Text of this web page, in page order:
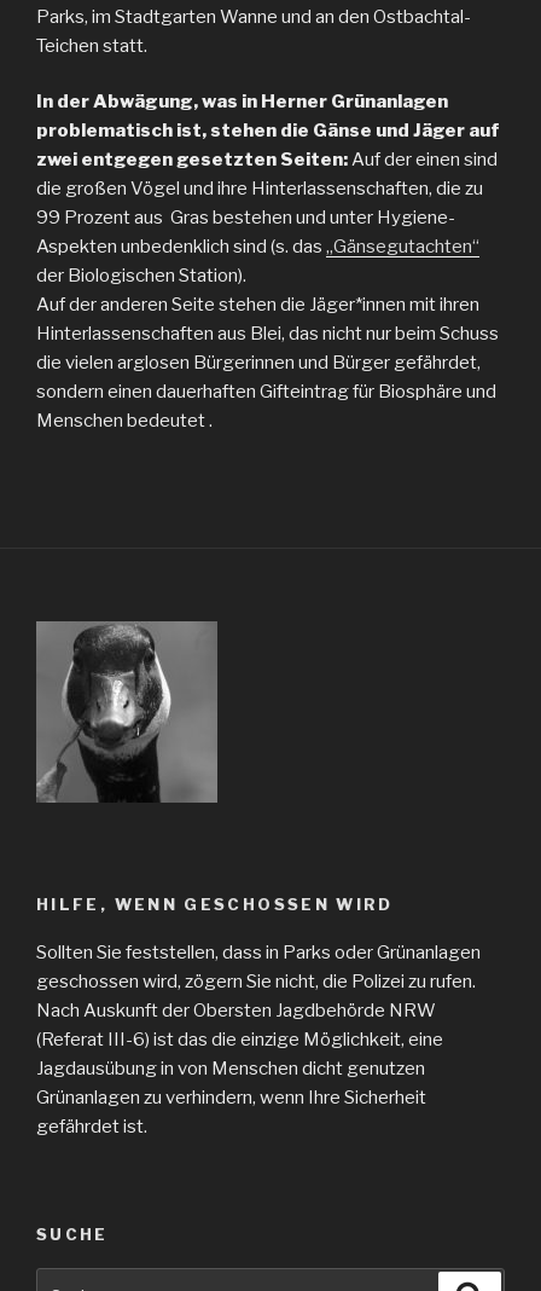
Parks, im Stadtgarten Wanne und an den Ostbachtal-
Teichen statt.
In der Abwägung, was in Herner Grünanlagen
problematisch ist, stehen die Gänse und Jäger auf
zwei entgegen gesetzten Seiten:Auf der einen sind
die großen Vögel und ihre Hinterlassenschaften, die zu
99 Prozent aus Gras bestehen und unter Hygiene-
Aspekten unbedenklich sind (s. das „Gänsegutachten“
der Biologischen Station).
Auf der anderen Seite stehen die Jäger*innen mit ihren
Hinterlassenschaften aus Blei, das nicht nur beim Schuss
die vielen arglosen Bürgerinnen und Bürger gefährdet,
sondern einen dauerhaften Gifteintrag für Biosphäre und
Menschen bedeutet .
HILFE, WENN GESCHOSSEN WIRD
Sollten Sie feststellen, dass in Parks oder Grünanlagen
geschossen wird, zögern Sie nicht, die Polizei zu rufen.
Nach Auskunft der Obersten Jagdbehörde NRW
(Referat III-6) ist das die einzige Möglichkeit, eine
Jagdausübung in von Menschen dicht genutzen
Grünanlagen zu verhindern, wenn Ihre Sicherheit
gefährdet ist.
SUCHE